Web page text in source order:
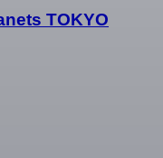
TOKYO